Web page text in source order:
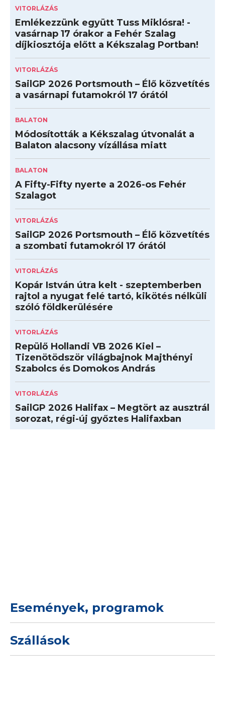
VITORLÁZÁS
Emlékezzünk együtt Tuss Miklósra! -
vasárnap 17 órakor a Fehér Szalag
díjkiosztója előtt a Kékszalag Portban!
VITORLÁZÁS
SailGP 2026 Portsmouth – Élő közvetítés
a vasárnapi futamokról 17 órától
BALATON
Módosították a Kékszalag útvonalát a
Balaton alacsony vízállása miatt
BALATON
A Fifty-Fifty nyerte a 2026-os Fehér
Szalagot
VITORLÁZÁS
SailGP 2026 Portsmouth – Élő közvetítés
a szombati futamokról 17 órától
VITORLÁZÁS
Kopár István útra kelt - szeptemberben
rajtol a nyugat felé tartó, kikötés nélküli
szóló földkerülésére
VITORLÁZÁS
Repülő Hollandi VB 2026 Kiel –
Tizenötödször világbajnok Majthényi
Szabolcs és Domokos András
VITORLÁZÁS
SailGP 2026 Halifax – Megtört az ausztrál
sorozat, régi-új győztes Halifaxban
Események, programok
Szállások